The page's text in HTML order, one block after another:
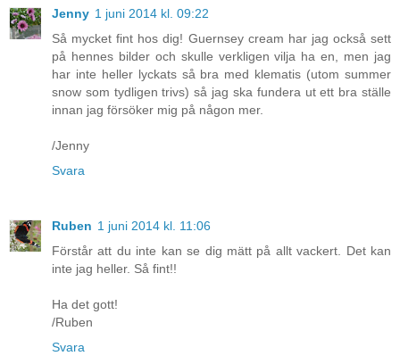
Jenny 1 juni 2014 kl. 09:22
Så mycket fint hos dig! Guernsey cream har jag också sett
på hennes bilder och skulle verkligen vilja ha en, men jag
har inte heller lyckats så bra med klematis (utom summer
snow som tydligen trivs) så jag ska fundera ut ett bra ställe
innan jag försöker mig på någon mer.
/Jenny
Svara
Ruben 1 juni 2014 kl. 11:06
Förstår att du inte kan se dig mätt på allt vackert. Det kan
inte jag heller. Så fint!!
Ha det gott!
/Ruben
Svara